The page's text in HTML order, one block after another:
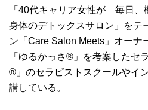
「40代キャリア女性が 毎日
身体のデトックスサロン」をテ
ン「Care Salon Meets」オーナ
「ゆるかっさ®」を考案したセ
®」のセラピストスクールやイ
講している。